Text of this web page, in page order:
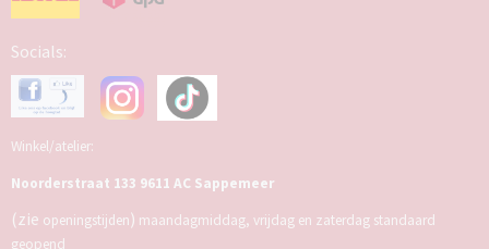
Socials:
Winkel/atelier:
Noorderstraat 133 9611 AC Sappemeer
(zie openingstijden) maandagmiddag, vrijdag en zaterdag standaard
geopend